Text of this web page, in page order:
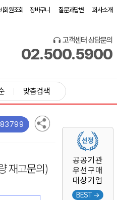
회원조회 장바구니 질문과답변 회사소개
고객센터 상담문의
02.500.5900
공공기관
우선구매
대상기업
BEST →
맞춤검색
재고문의)